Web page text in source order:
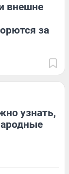
внешне
за
узнать,